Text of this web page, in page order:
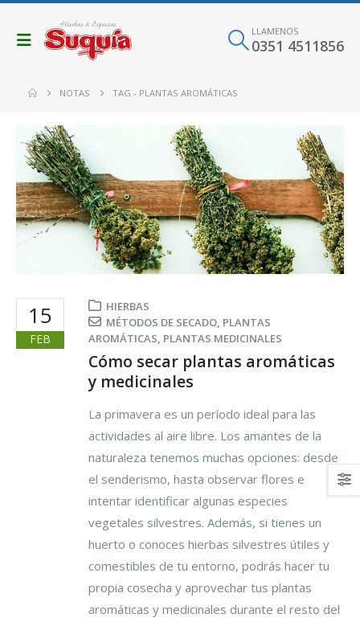
LLAMENOS
0351 4511856
NOTAS TAG - PLANTAS AROMÁTICAS
15
FEB
HIERBAS
MÉTODOS DE SECADO, PLANTAS
AROMÁTICAS, PLANTAS MEDICINALES
Cómo secar plantas aromáticas
y medicinales
La primavera es un período ideal para las
actividades al aire libre. Los amantes de la
naturaleza tenemos muchas opciones: desde
el senderismo, hasta observar flores e
intentar identificar algunas especies
vegetales silvestres. Además, si tienes un
huerto o conoces hierbas silvestres útiles y
comestibles de tu entorno, podrás hacer tu
propia cosecha y aprovechar tus plantas
aromáticas y medicinales durante el resto del